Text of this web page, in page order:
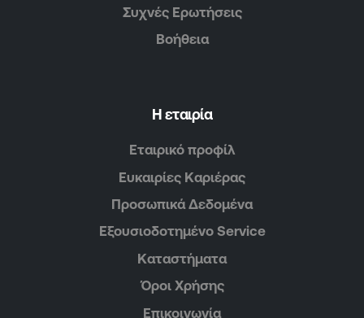
Συχνές Ερωτήσεις
Βοήθεια
Η εταιρία
Εταιρικό προφίλ
Ευκαιρίες Καριέρας
Προσωπικά Δεδομένα
Εξουσιοδοτημένο Service
Καταστήματα
Όροι Χρήσης
Επικοινωνία